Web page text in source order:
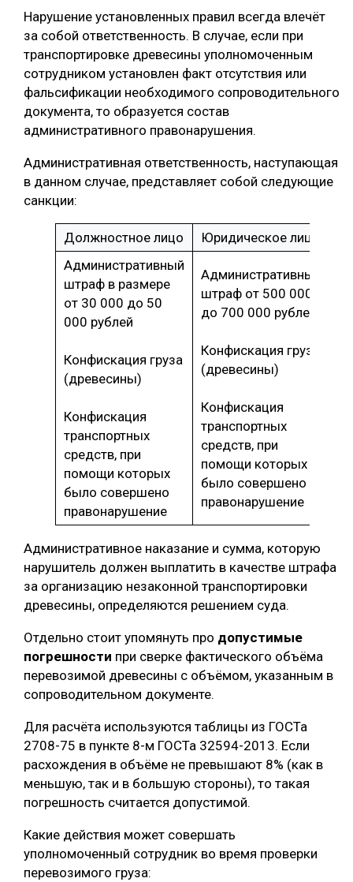
Нарушение установленных правил всегда влечёт
за собой ответственность. В случае, если при
транспортировке древесины уполномоченным
сотрудником установлен факт отсутствия или
фальсификации необходимого сопроводительного
документа, то образуется состав
административного правонарушения.
Административная ответственность, наступающая
в данном случае, представляет собой следующие
санкции:
Должностное лицо
Юридическое лицо
Административный
штраф в размере
от 30 000 до 50
000 рублей
Конфискация груза
(древесины)
Конфискация
транспортных
средств, при
помощи которых
было совершено
правонарушение
Административный
штраф от 500 000
до 700 000 рублей
Конфискация груза
(древесины)
Конфискация
транспортных
средств, при
помощи которых
было совершено
правонарушение
Административное наказание и сумма, которую
нарушитель должен выплатить в качестве штрафа
за организацию незаконной транспортировки
древесины, определяются решением суда.
Отдельно стоит упомянуть про допустимые
погрешности при сверке фактического объёма
перевозимой древесины с объёмом, указанным в
сопроводительном документе.
Для расчёта используются таблицы из ГОСТа
2708-75 в пункте 8-м ГОСТа 32594-2013. Если
расхождения в объёме не превышают 8% (как в
меньшую, так и в большую стороны), то такая
погрешность считается допустимой.
Какие действия может совершать
уполномоченный сотрудник во время проверки
перевозимого груза: